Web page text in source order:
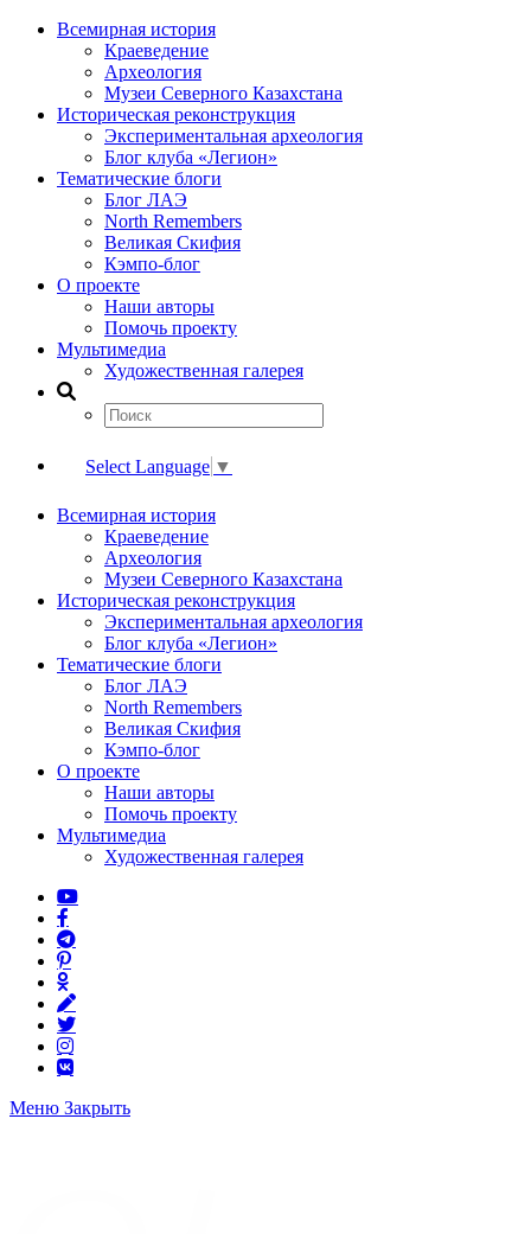
Всемирная история
Краеведение
Археология
Музеи Северного Казахстана
Историческая реконструкция
Экспериментальная археология
Блог клуба «Легион»
Тематические блоги
Блог ЛАЭ
North Remembers
Великая Скифия
Кэмпо-блог
О проекте
Наши авторы
Помочь проекту
Мультимедиа
Художественная галерея
Select Language ▼
Всемирная история
Краеведение
Археология
Музеи Северного Казахстана
Историческая реконструкция
Экспериментальная археология
Блог клуба «Легион»
Тематические блоги
Блог ЛАЭ
North Remembers
Великая Скифия
Кэмпо-блог
О проекте
Наши авторы
Помочь проекту
Мультимедиа
Художественная галерея
Меню Закрыть